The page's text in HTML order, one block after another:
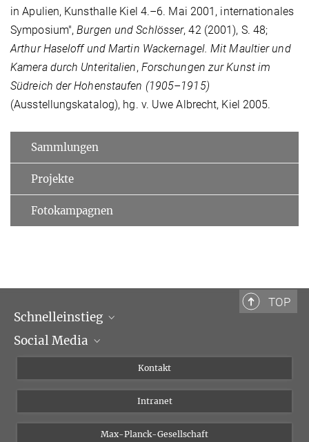
in Apulien, Kunsthalle Kiel 4.–6. Mai 2001, internationales
Symposium",Burgen und Schlösser, 42 (2001), S. 48;
Arthur Haseloff und Martin Wackernagel. Mit Maultier und
Kamera durch Unteritalien, Forschungen zur Kunst im
Südreich der Hohenstaufen (1905–1915)
(Ausstellungskatalog), hg. v. Uwe Albrecht, Kiel 2005.
Sammlungen
Projekte
Fotokampagnen
TOP
Schnelleinstieg
Wissenschaftliche Abteilungen
Social Media
Bluesky
Kontakt
Intranet
Max-Planck-Gesellschaft